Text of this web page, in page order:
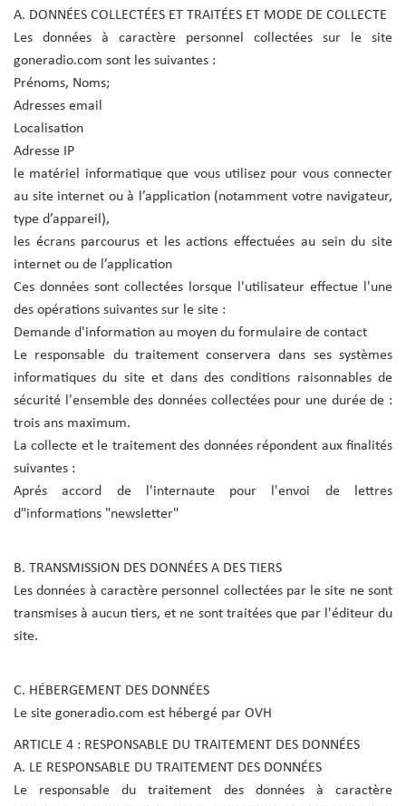
A. DONNÉES COLLECTÉES ET TRAITÉES ET MODE DE COLLECTE
Les données à caractère personnel collectées sur le site
goneradio.com sont les suivantes :
Prénoms, Noms;
Adresses email
Localisation
Adresse IP
le matériel informatique que vous utilisez pour vous connecter
au site internet ou à l’application (notamment votre navigateur,
type d’appareil),
les écrans parcourus et les actions effectuées au sein du site
internet ou de l’application
Ces données sont collectées lorsque l'utilisateur effectue l'une
des opérations suivantes sur le site :
Demande d'information au moyen du formulaire de contact
Le responsable du traitement conservera dans ses systèmes
informatiques du site et dans des conditions raisonnables de
sécurité l'ensemble des données collectées pour une durée de :
trois ans maximum.
La collecte et le traitement des données répondent aux finalités
suivantes :
Aprés accord de l'internaute pour l'envoi de lettres
d"informations "newsletter"
B. TRANSMISSION DES DONNÉES A DES TIERS
Les données à caractère personnel collectées par le site ne sont
transmises à aucun tiers, et ne sont traitées que par l'éditeur du
site.
C. HÉBERGEMENT DES DONNÉES
Le site goneradio.com est hébergé par OVH
ARTICLE 4 : RESPONSABLE DU TRAITEMENT DES DONNÉES
A. LE RESPONSABLE DU TRAITEMENT DES DONNÉES
Le responsable du traitement des données à caractère